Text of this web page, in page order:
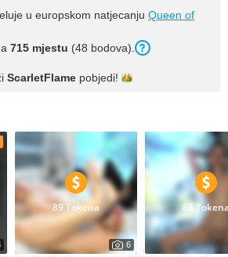
u europskom natjecanju Queen of
715 mjestu (48 bodova).
ScarletFlame pobjedi!
89 Tokena
6
88